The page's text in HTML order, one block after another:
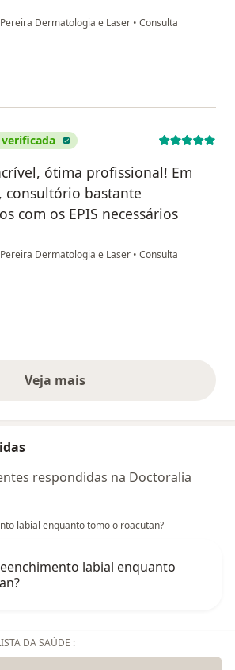
Dermatologia e Laser • Consulta
mk
ótima profissional! Em
consultório bastante
com os EPIS necessários
Dermatologia e Laser • Consulta
KN
Veja maisopiniões acima
respondidas na Doctoralia
labial enquanto tomo o roacutan?
labial enquanto
DA SAÚDE :